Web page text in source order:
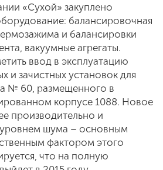
«Сухой» закуплено
балансировочная
и балансировки
вакуумные агрегаты.
ввод в эксплуатацию
и зачистных установок для
№ 60, размещенного в
корпусе 1088. Новое
производительно и
уровнем шума – основным
фактором этого
что на полную